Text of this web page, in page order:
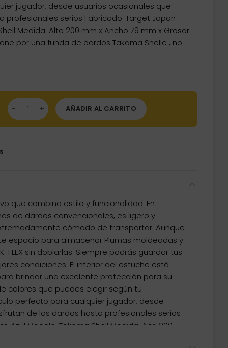
jugador, desde usuarios ocasionales que
profesionales serios Fabricado: Target Japan
Medida: Alto 200 mm x Ancho 79 mm x Grosor
por una funda de dardos Takoma Shelle , no
Target Japana Takoma Shell Azul 450119 cantidad
AÑADIR AL CARRITO
que combina estilo y funcionalidad. En
de dardos convencionales, es ligero y
cómodo de transportar. Aunque
espacio para almacenar Plumas moldeadas y
sin doblarlas. Siempre podrás guardar tus
condiciones. El interior del estuche está
brindar una excelente protección para su
colores que puedes elegir según tu
perfecto para cualquier jugador, desde
de los dardos hasta profesionales serios
Azul Modelo: Takoma Shell Medida: Alto 200